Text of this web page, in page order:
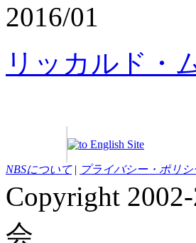
2016/01
リッカルド・
NBSについて| プライバシー・ポリシ
Copyright
会